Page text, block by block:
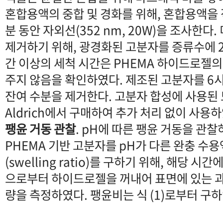
혼합용액의 중합 및 경화를 위해, 혼합용액
분 동안 자외선(352 nm, 20W)을 조사한다.
제거하기 위해, 광경화된 고분자를 증류수에
간 이상의 세척 시간은 PHEMA 하이드로젤
주지 않음을 확인하였다. 제조된 고분자를 6
잔여 수분을 제거한다. 고분자 합성에 사용
Aldrich에서 구매하여 추가 처리 없이 사용
팽윤 거동 관찰. pH에 따른 팽윤 거동을 관찰
PHEMA 기반 고분자를 pH가 다른 완충 수
(swelling ratio)를 구하기 위해, 해당 시간
으로부터 하이드로젤을 꺼내어 표면에 있는
량을 측정하였다. 팽윤비는 식 (1)로부터 구